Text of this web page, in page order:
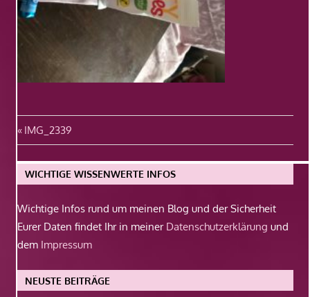
Beitragsnavigation
Vorheriger
Beitrag:
IMG_2339
WICHTIGE WISSENWERTE INFOS
Wichtige Infos rund um meinen Blog und der Sicherheit
Eurer Daten findet Ihr in meiner Datenschutzerklärung und
dem Impressum
NEUSTE BEITRÄGE